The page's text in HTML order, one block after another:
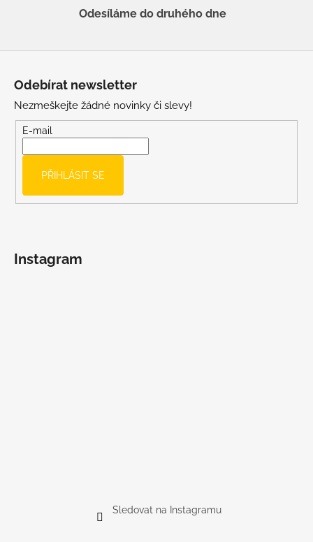
Odesíláme do druhého dne
Odebírat newsletter
Nezmeškejte žádné novinky či slevy!
E-mail
PŘIHLÁSIT SE
Instagram
Sledovat na Instagramu